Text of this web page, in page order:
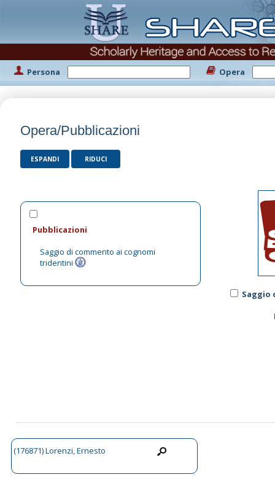
Persona Opera
Opera/Pubblicazioni
ESPANDI RIDUCI
Pubblicazioni
Saggio di commento ai cognomi
tridentini
Saggio
(176871) Lorenzi, Ernesto